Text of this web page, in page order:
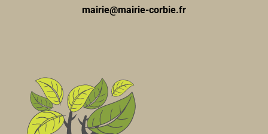
mairie@mairie-corbie.fr